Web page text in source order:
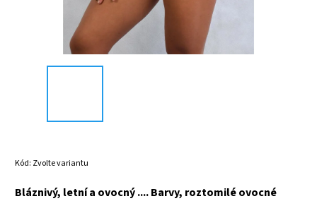
Kód: Zvolte variantu
Bláznivý, letní a ovocný .... Barvy, roztomilé ovocné